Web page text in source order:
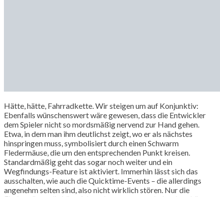
Hätte, hätte, Fahrradkette. Wir steigen um auf Konjunktiv:
Ebenfalls wünschenswert wäre gewesen, dass die Entwickler
dem Spieler nicht so mordsmäßig nervend zur Hand gehen.
Etwa, in dem man ihm deutlichst zeigt, wo er als nächstes
hinspringen muss, symbolisiert durch einen Schwarm
Fledermäuse, die um den entsprechenden Punkt kreisen.
Standardmäßig geht das sogar noch weiter und ein
Wegfindungs-Feature ist aktiviert. Immerhin lässt sich das
ausschalten, wie auch die Quicktime-Events – die allerdings
angenehm selten sind, also nicht wirklich stören. Nur die